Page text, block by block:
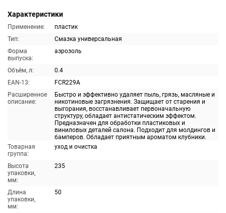
Характеристики
Применение:
пластик
Тип:
Смазка универсальная
Форма
выпуска:
аэрозоль
Объём, л:
0.4
EAN-13:
FCR229A
Расширенное
описание:
Быстро и эффективно удаляет пыль, грязь, масляные и
никотиновые загрязнения. Защищает от старения и
выгорания, восстанавливает первоначальную
структуру, обладает антистатическим эффектом.
Предназначен для обработки пластиковых и
виниловых деталей салона. Подходит для молдингов и
бамперов. Обладает приятным ароматом клубники.
Товарная
группа:
уход и очистка
Высота
упаковки,
мм:
235
Длина
упаковки,
мм:
50